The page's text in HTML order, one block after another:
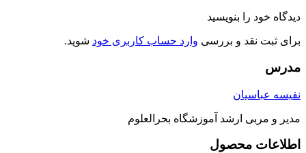
دیدگاه خود را بنویسید
برای ثبت نقد و بررسی وارد حساب کاربری خود شوید.
مدرس
نفیسه عباسیان
مدیر و مربی ارشد آموزشگاه بحرالعلوم
اطلاعات محصول